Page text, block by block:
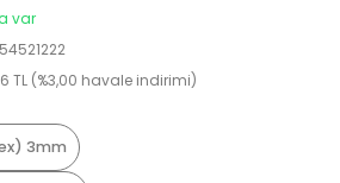
var
TL (%3,00 havale indirimi)
3mm